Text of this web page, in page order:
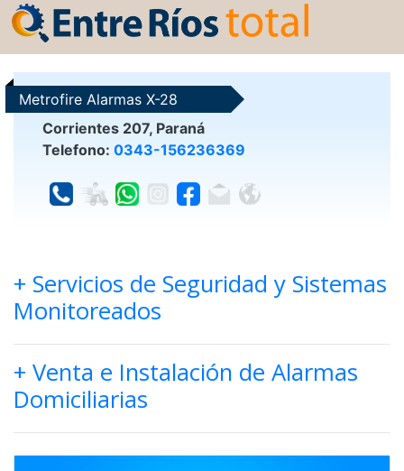
Metrofire Alarmas X-28
Corrientes 207, Paraná
Telefono: 0343-156236369
+ Servicios de Seguridad y Sistemas
Monitoreados
+ Venta e Instalación de Alarmas
Domiciliarias